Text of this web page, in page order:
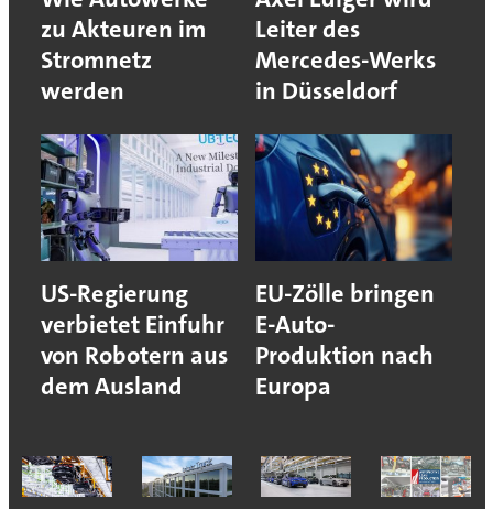
zu Akteuren im
Stromnetz
werden
Leiter des
Mercedes-Werks
in Düsseldorf
US-Regierung
verbietet Einfuhr
von Robotern aus
dem Ausland
EU-Zölle bringen
E-Auto-
Produktion nach
Europa